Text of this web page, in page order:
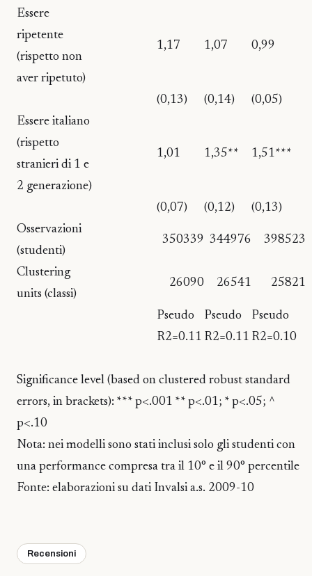
Essere
ripetente
(rispetto non
aver ripetuto)
1,17 1,07 0,99
(0,13) (0,14)
(0,05)
Essere italiano
(rispetto
stranieri di 1 e
2 generazione)
1,01 1,35** 1,51***
(0,07) (0,12)
(0,13)
Osservazioni
(studenti)
350339 344976 398523
Clustering
units (classi)
26090 26541 25821
Pseudo
R2=0.11
Pseudo
R2=0.11
Pseudo
R2=0.10
Significance level (based on clustered robust standard
errors, in brackets): *** p<.001 ** p<.01; * p<.05; ^
p<.10
Nota: nei modelli sono stati inclusi solo gli studenti con
una performance compresa tra il 10° e il 90° percentile
Fonte: elaborazioni su dati Invalsi a.s. 2009-10
Recensioni